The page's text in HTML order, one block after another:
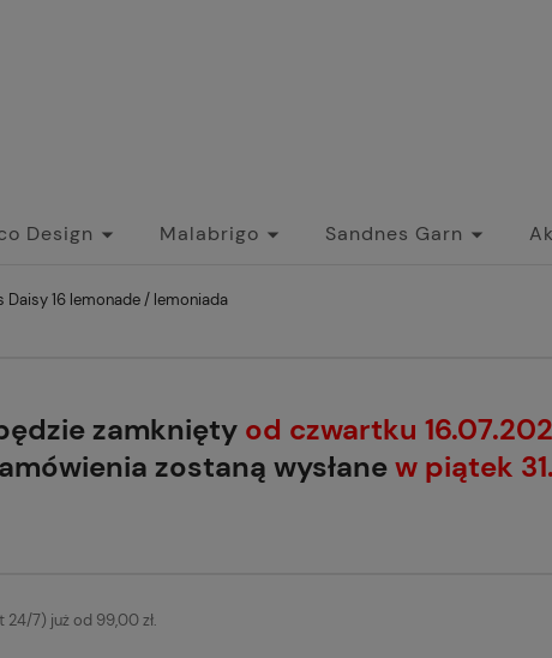
Design Malabrigo Sandnes Garn
Daisy 16 lemonade / lemoniada
zamknięty od czwartku
zostaną wysłanew piątek
7) już od 99,00 zł.